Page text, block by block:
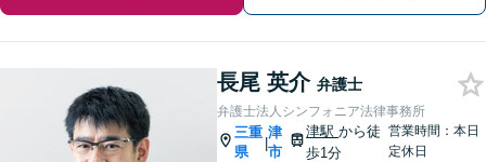
長尾 英介 弁護士
弁護士法人シンフォニア法律事務所
三重
県
|
津
市
津駅から徒
歩1分
営業時間：本日
定休日